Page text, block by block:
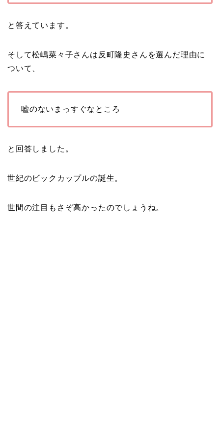
と答えています。
そして松嶋菜々子さんは反町隆史さんを選んだ理由に
ついて、
嘘のないまっすぐなところ
と回答しました。
世紀のビックカップルの誕生。
世間の注目もさぞ高かったのでしょうね。